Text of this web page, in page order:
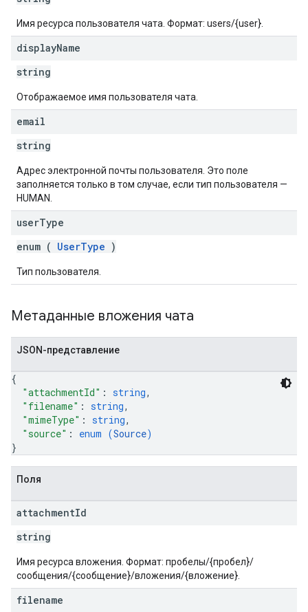
Имя ресурса пользователя чата. Формат: users/{user}.
displayName
string
Отображаемое имя пользователя чата.
email
string
Адрес электронной почты пользователя. Это поле
заполняется только в том случае, если тип пользователя —
HUMAN.
userType
enum ( UserType )
Тип пользователя.
Метаданные вложения чата
JSON-представление
{
"attachmentId" : string,
"filename" : string,
"mimeType" : string,
"source" : enum (Source)
}
Поля
attachmentId
string
Имя ресурса вложения. Формат: пробелы/{пробел}/
сообщения/{сообщение}/вложения/{вложение}.
filename